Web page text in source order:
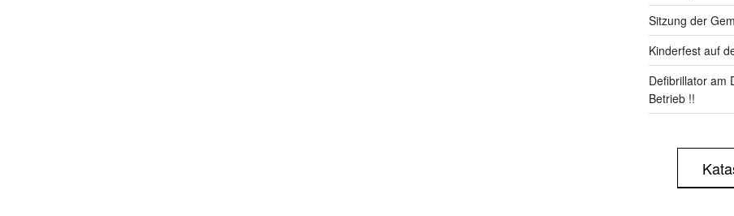
Sitzung der
Kinderfest auf
Defibrillator am
Betrieb !!